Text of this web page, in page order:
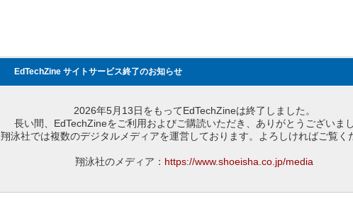
EdTechZine サイトサービス終了のお知らせ
2026年5月13日をもってEdTechZineは終了しました。
長い間、EdTechZineをご利用およびご購読いただき、ありがとうございまし
翔泳社では複数のデジタルメディアを運営しております。よろしければご覧く
翔泳社のメディア： https://www.shoeisha.co.jp/media